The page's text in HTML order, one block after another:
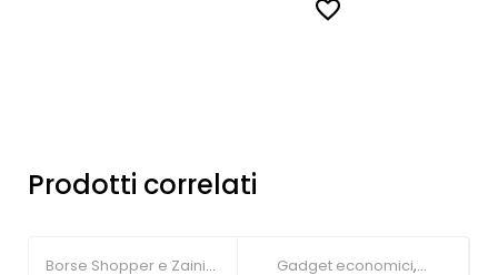
Prodotti correlati
Borse Shopper e Zaini
Gadget economici,